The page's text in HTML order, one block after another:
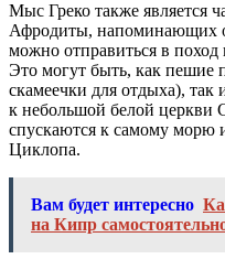
Мыс Греко также является
Афродиты, напоминающих о
можно отправиться в
Это могут быть, как пешие
скамеечки для отдыха), так
к небольшой белой церкви
спускаются к самому морю
Циклопа.
Вам будет интересно
на Кипр